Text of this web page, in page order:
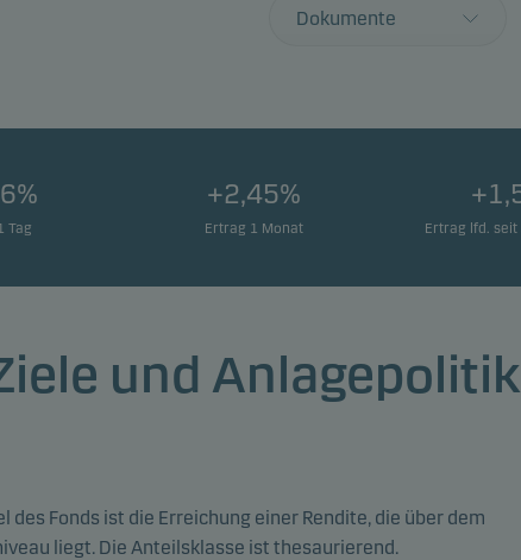
Dokumente
Tag
+2,45%
Ertrag 1 Monat Ertrag lfd.
und Anlagepolitik
des Fonds ist die Erreichung einer Rendite, die über dem
liegt. Die Anteilsklasse ist thesaurierend.